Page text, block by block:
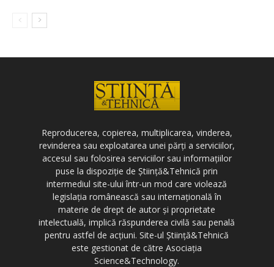
Reproducerea, copierea, multiplicarea, vinderea,
revinderea sau exploatarea unei părți a serviciilor,
accesul sau folosirea serviciilor sau informațiilor
puse la dispoziție de Știință&Tehnică prin
intermediul site-ului într-un mod care violează
legislația românească sau internațională în
materie de drept de autor și proprietate
intelectuală, implică răspunderea civilă sau penală
pentru astfel de acțiuni. Site-ul Știință&Tehnică
este gestionat de către Asociația
Science&Technology.